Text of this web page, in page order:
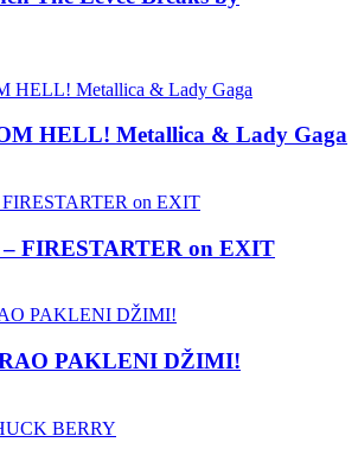
HELL! Metallica & Lady Gaga
FIRESTARTER on EXIT
PAKLENI DŽIMI!